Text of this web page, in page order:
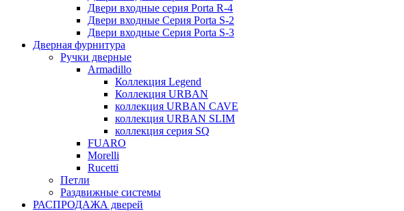
Двери входные серия Porta R-4
Двери входные Серия Porta S-2
Двери входные Серия Porta S-3
Дверная фурнитура
Ручки дверные
Armadillo
Коллекция Legend
Коллекция URBAN
коллекция URBAN CAVE
коллекция URBAN SLIM
коллекция серия SQ
FUARO
Morelli
Rucetti
Петли
Раздвижные системы
РАСПРОДАЖА дверей